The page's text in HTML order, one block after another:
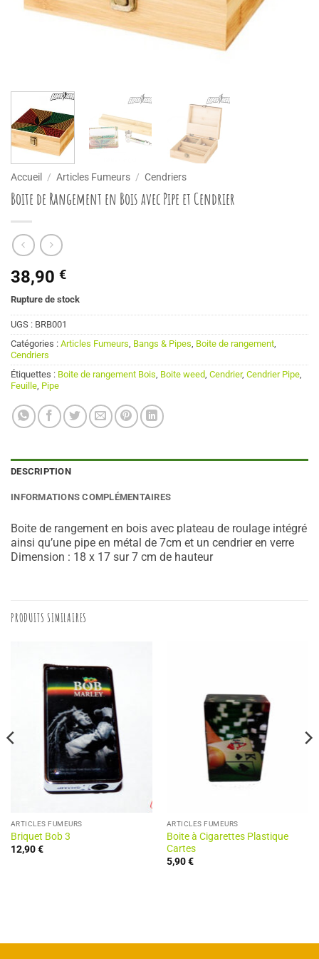
Accueil / Articles Fumeurs / Cendriers
Boite de Rangement en Bois avec Pipe et Cendrier
38,90 €
Rupture de stock
UGS : BRB001
Catégories : Articles Fumeurs Bangs & Pipes Boite de rangement
Cendriers
Étiquettes : Boite de rangement Bois Boite weed Cendrier, Cendrier Pipe
Feuille Pipe
DESCRIPTION
INFORMATIONS COMPLÉMENTAIRES
Boite de rangement en bois avec plateau de roulage intégré
ainsi qu’une pipe en métal de 7cm et un cendrier en verre
Dimension : 18 x 17 sur 7 cm de hauteur
PRODUITS SIMILAIRES
ARTICLES FUMEURS
Briquet Bob 3
12,90€
ARTICLES FUMEURS
Boite à Cigarettes Plastique
Cartes
5,90€